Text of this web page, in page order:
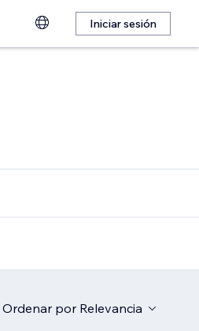
Iniciar sesión
Ordenar por Relevancia